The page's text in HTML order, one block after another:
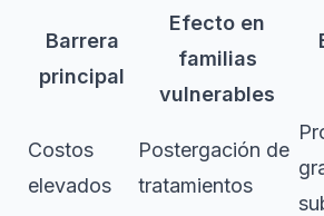
Barrera
principal
Efecto en
familias
vulnerables
Costos
elevados
Postergación de
tratamientos